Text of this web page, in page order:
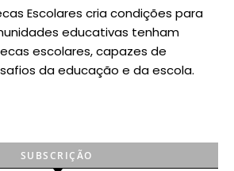
Escolares cria condições para
educativas tenham
escolares, capazes de
da educação e da escola.
SUBSCRIÇÃO